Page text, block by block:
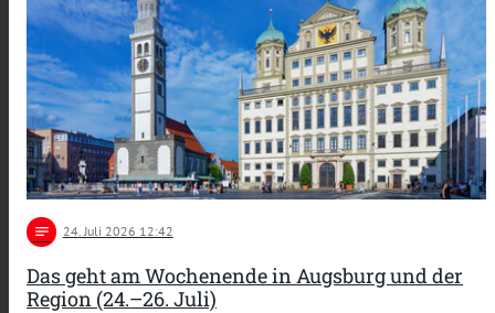
notes 24. Juli 2026 12:42
Das geht am Wochenende in Augsburg und der
Region (24.–26. Juli)